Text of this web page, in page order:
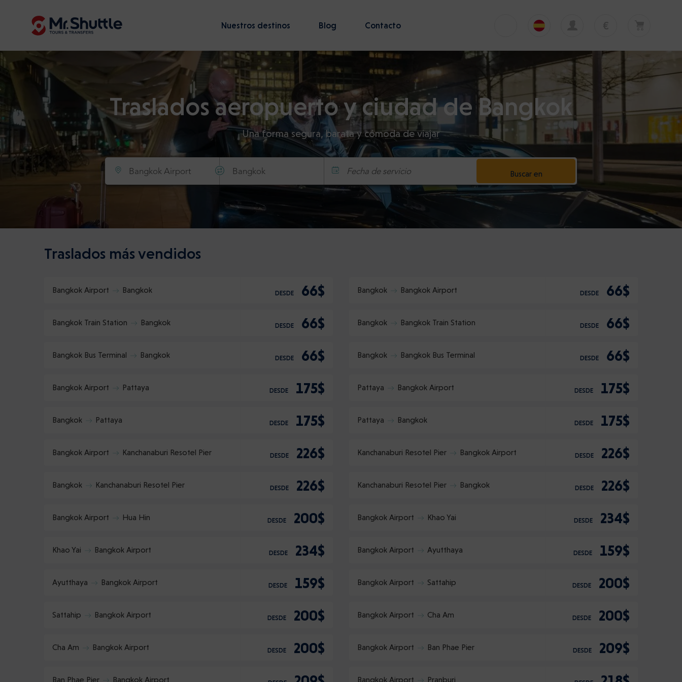
Nuestros destinos Blog Contacto
English
Polski
Deutsch
Italiano
Español
€
£ GBP
zł PLN
$
Su cesta está vacía
Su cesta está vacía. Añadir primera excursión
o traslado
Traslados aeropuerto y ciudad de Bangkok
Una forma segura, barata y cómoda de viajar
Fecha de servicio
Minuto
Buscar en
Traslados más vendidos
Bangkok Airport Bangkok DESDE 66$ Bangkok Bangkok Airport DESDE 66$
Bangkok Train Station Bangkok DESDE 66$ Bangkok Bangkok Train Station DESDE 66$
Bangkok Bus Terminal Bangkok DESDE 66$ Bangkok Bangkok Bus Terminal DESDE 66$
Bangkok Airport Pattaya DESDE 175$ Pattaya Bangkok Airport DESDE 175$
Bangkok Pattaya DESDE 175$ Pattaya Bangkok DESDE 175$
Bangkok Airport Kanchanaburi Resotel Pier DESDE 226$ Kanchanaburi Resotel Pier Bangkok Airport DESDE 226$
Bangkok Kanchanaburi Resotel Pier DESDE 226$ Kanchanaburi Resotel Pier Bangkok DESDE 226$
Bangkok Airport Hua Hin DESDE 200$ Bangkok Airport Khao Yai DESDE 234$
Khao Yai Bangkok Airport DESDE 234$ Bangkok Airport Ayutthaya DESDE 159$
Ayutthaya Bangkok Airport DESDE 159$ Bangkok Airport Sattahip DESDE 200$
Sattahip Bangkok Airport DESDE 200$ Bangkok Airport Cha Am DESDE 200$
Cha Am Bangkok Airport DESDE 200$ Bangkok Airport Ban Phae Pier DESDE 209$
Ban Phae Pier Bangkok Airport Bangkok Airport Pranburi